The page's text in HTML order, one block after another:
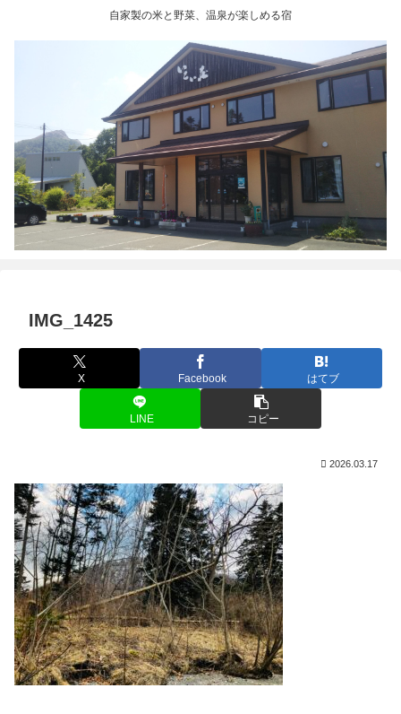
自家製の米と野菜、温泉が楽しめる宿
IMG_1425
X Facebook はてブ
LINE コピー
2026.03.17